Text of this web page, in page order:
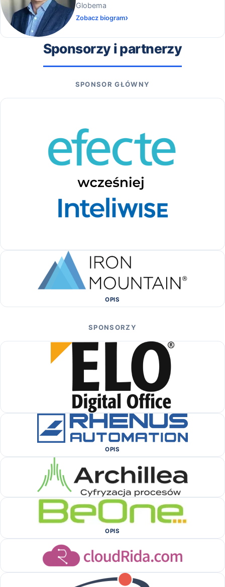
Globema
Zobacz biogram
Sponsorzy i partnerzy
SPONSOR GŁÓWNY
OPIS
SPONSORZY
OPIS
OPIS